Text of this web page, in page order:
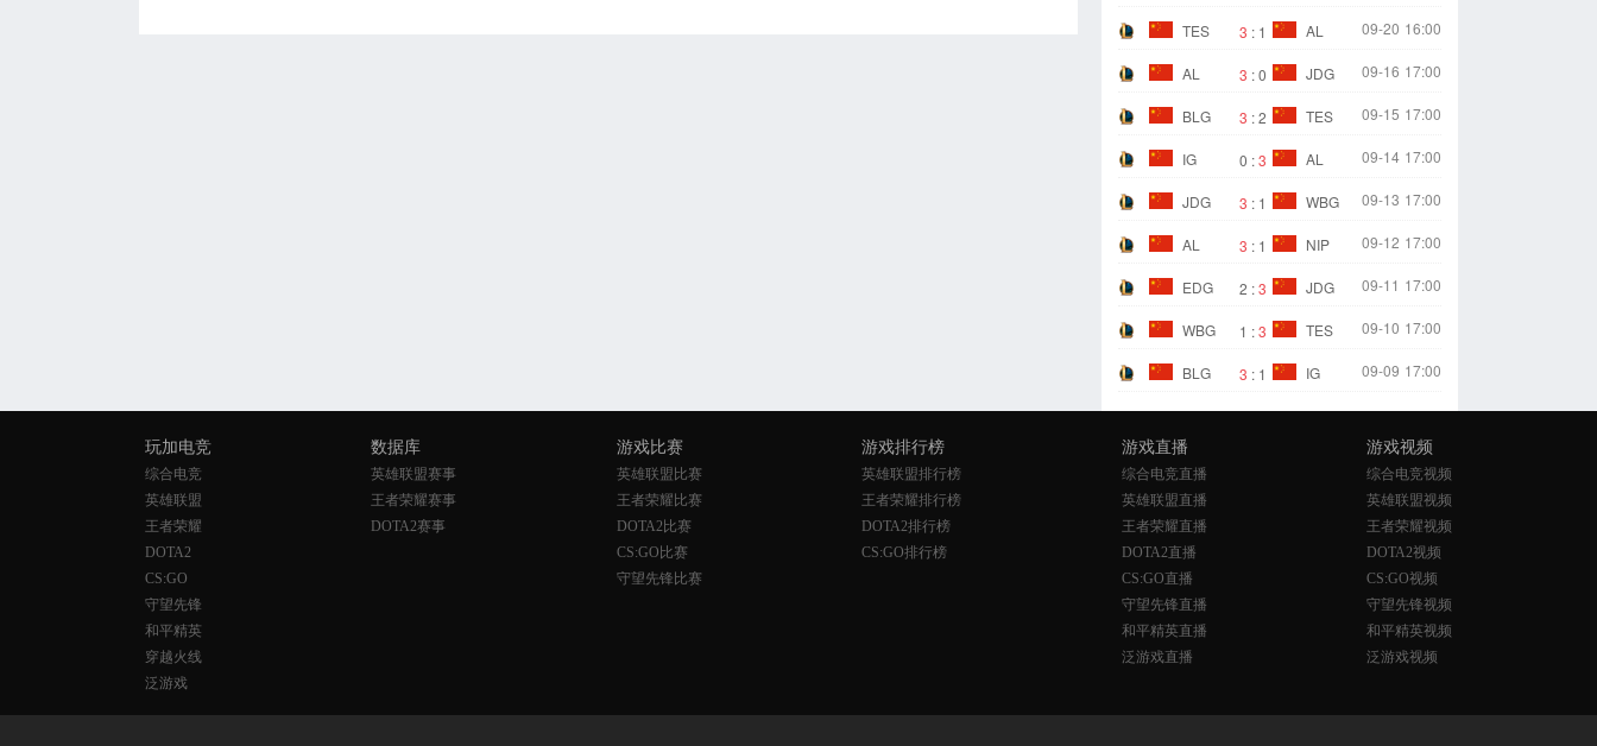
TES 3 : 1 AL 09-20 16:00
AL 3 :0 JDG 09-16 17:00
BLG 3 :2 TES 09-15 17:00
IG 0 :3 AL 09-14 17:00
JDG 3 : 1 WBG 09-13 17:00
AL 3 : 1 NIP 09-12 17:00
EDG 2 :3 JDG 09-11 17:00
WBG 1 :3 TES 09-10 17:00
BLG 3 : 1 IG 09-09 17:00
玩加电竞
综合电竞
英雄联盟
王者荣耀
DOTA2
CS:GO
守望先锋
和平精英
穿越火线
泛游戏
数据库
英雄联盟赛事
王者荣耀赛事
DOTA2赛事
游戏比赛
英雄联盟比赛
王者荣耀比赛
DOTA2比赛
CS:GO比赛
守望先锋比赛
游戏排行榜
英雄联盟排行榜
王者荣耀排行榜
DOTA2排行榜
CS:GO排行榜
游戏直播
综合电竞直播
英雄联盟直播
王者荣耀直播
DOTA2直播
CS:GO直播
守望先锋直播
和平精英直播
泛游戏直播
游戏视频
综合电竞视频
英雄联盟视频
王者荣耀视频
DOTA2视频
CS:GO视频
守望先锋视频
和平精英视频
泛游戏视频